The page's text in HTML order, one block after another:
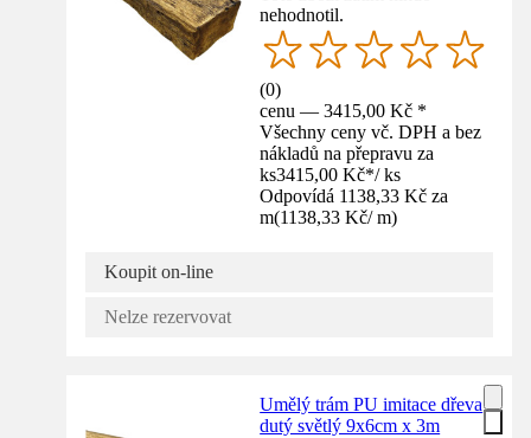
nehodnotil.
(0)
cenu — 3415,00 Kč *
Všechny ceny vč. DPH a bez
nákladů na přepravu za
ks3415,00 Kč*/ ks
Odpovídá 1138,33 Kč za
m(1138,33 Kč/ m)
Koupit on-line
Nelze rezervovat
Umělý trám PU imitace dřeva
dutý světlý 9x6cm x 3m